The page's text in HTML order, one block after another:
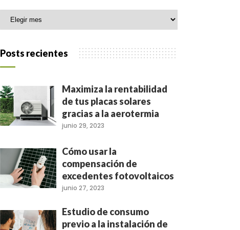
Archivo
Posts recientes
Maximiza la rentabilidad
de tus placas solares
gracias a la aerotermia
junio 29, 2023
Cómo usar la
compensación de
excedentes fotovoltaicos
junio 27, 2023
Estudio de consumo
previo a la instalación de